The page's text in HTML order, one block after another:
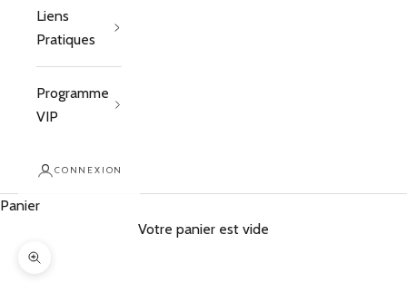
Liens
Pratiques
Programme
VIP
CONNEXION
Panier
Votre panier est vide
Zoomer sur l'image